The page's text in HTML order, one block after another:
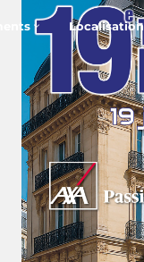
Localisation